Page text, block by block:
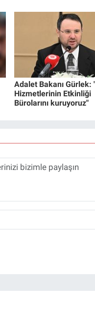
Adalet Bakanı Gürlek:
Hizmetlerinin Etkinliği
Bürolarını kuruyoruz"